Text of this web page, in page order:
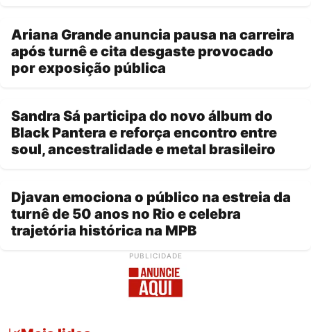
Ariana Grande anuncia pausa na carreira
após turnê e cita desgaste provocado
por exposição pública
Sandra Sá participa do novo álbum do
Black Pantera e reforça encontro entre
soul, ancestralidade e metal brasileiro
Djavan emociona o público na estreia da
turnê de 50 anos no Rio e celebra
trajetória histórica na MPB
PUBLICIDADE